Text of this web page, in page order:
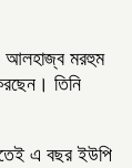
আলহাজ্ব মরহুম
তিনি
এ বছর ইউপি